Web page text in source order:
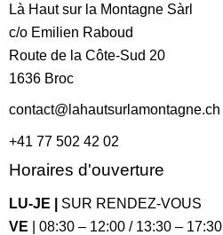
Là Haut sur la Montagne Sàrl
c/o Emilien Raboud
Route de la Côte-Sud 20
1636 Broc
contact@lahautsurlamontagne.ch
+41 77 502 42 02
Horaires d'ouverture
LU-JE | SUR RENDEZ-VOUS
VE | 08:30 – 12:00 / 13:30 – 17:30